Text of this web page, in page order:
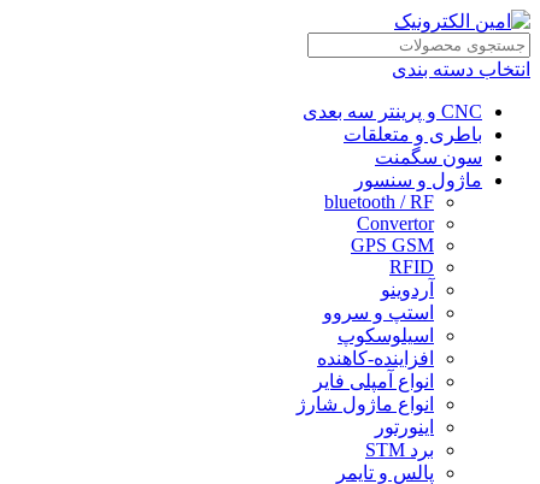
انتخاب دسته بندی
CNC و پرینتر سه بعدی
باطری و متعلقات
سون سگمنت
ماژول و سنسور
bluetooth / RF
Convertor
GPS GSM
RFID
آردوینو
استپ و سروو
اسیلوسکوپ
افزاینده-کاهنده
انواع آمپلی فایر
انواع ماژول شارژ
اینورتور
برد STM
پالس و تایمر